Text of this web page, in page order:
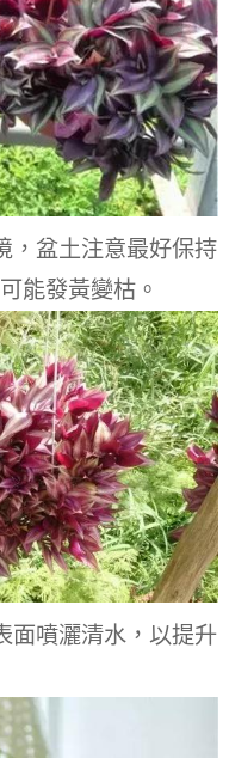
，盆土注意最好保持
能發黃變枯。
面噴灑清水，以提升